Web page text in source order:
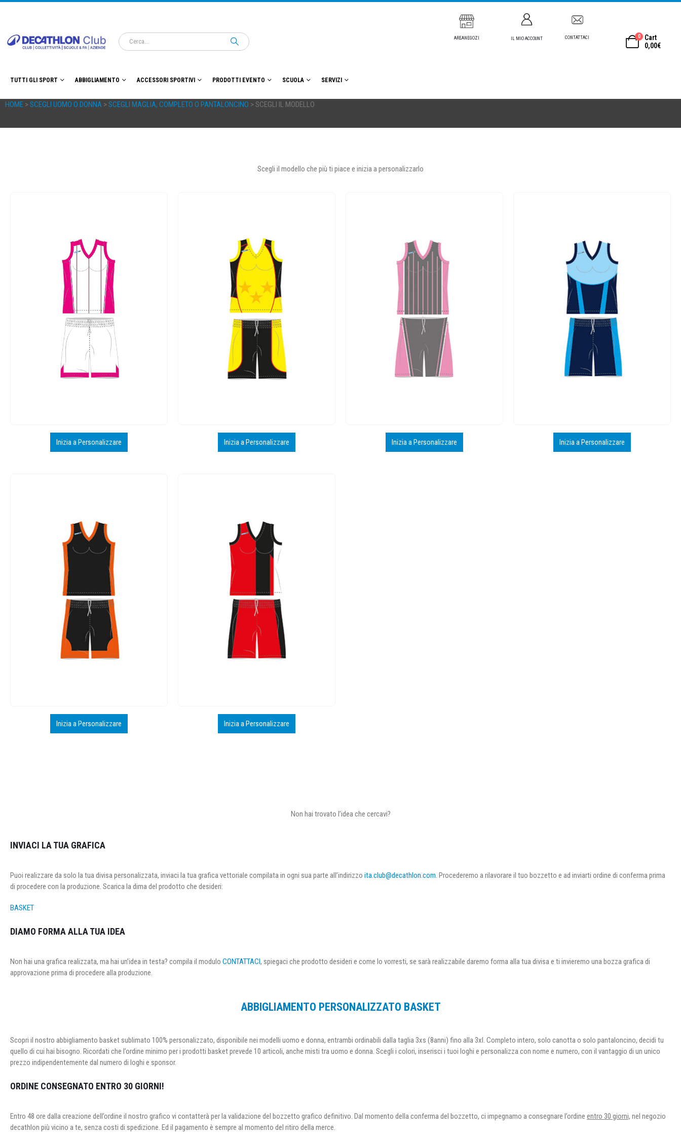
AREANEGOZI IL MIO ACCOUNT CONTATTACI 0
Cart
0,00€
TUTTI GLI SPORT ABBIGLIAMENTO ACCESSORI SPORTIVI PRODOTTI EVENTO SCUOLA SERVIZI
HOME >SCEGLI UOMO O DONNA >SCEGLI MAGLIA, COMPLETO O PANTALONCINO > SCEGLI IL MODELLO
Scegli il modello che più ti piace e inizia a personalizzarlo
Inizia a Personalizzare Inizia a Personalizzare Inizia a Personalizzare Inizia a Personalizzare
Inizia a Personalizzare Inizia a Personalizzare
Non hai trovato l’idea che cercavi?
INVIACI LA TUA GRAFICA
Puoi realizzare da solo la tua divisa personalizzata, inviaci la tua grafica vettoriale compilata in ogni sua parte all’indirizzo ita.club@decathlon.com. Procederemo a rilavorare il tuo bozzetto e ad inviarti ordine di conferma prima
di procedere con la produzione. Scarica la dima del prodotto che desideri:
BASKET
DIAMO FORMA ALLA TUA IDEA
Non hai una grafica realizzata, ma hai un’idea in testa? compila il modulo CONTATTACI , spiegaci che prodotto desideri e come lo vorresti, se sarà realizzabile daremo forma alla tua divisa e ti invieremo una bozza grafica di
approvazione prima di procedere alla produzione.
ABBIGLIAMENTO PERSONALIZZATO BASKET
Scopri il nostro abbigliamento basket sublimato 100% personalizzato, disponibile nei modelli uomo e donna, entrambi ordinabili dalla taglia 3xs (8anni) fino alla 3xl. Completo intero, solo canotta o solo pantaloncino, decidi tu
quello di cui hai bisogno. Ricordati che l’ordine minimo per i prodotti basket prevede 10 articoli, anche misti tra uomo e donna. Scegli i colori, inserisci i tuoi loghi e personalizza con nome e numero, con il vantaggio di un unico
prezzo indipendentemente dal numero di loghi e sponsor.
ORDINE CONSEGNATO ENTRO 30 GIORNI!
Entro 48 ore dalla creazione dell’ordine il nostro grafico vi contatterà per la validazione del bozzetto grafico definitivo. Dal momento della conferma del bozzetto, ci impegnamo a consegnare l’ordine entro 30 giorni, nel negozio
decathlon più vicino a te, senza costi di spedizione. Ed il pagamento è sempre al momento del ritiro della merce.